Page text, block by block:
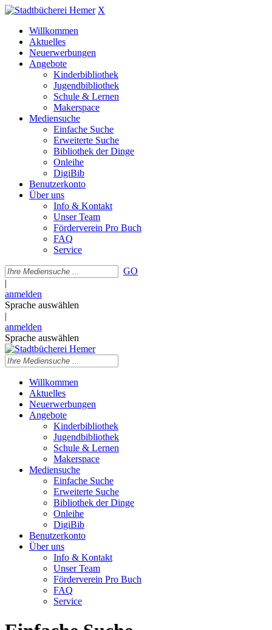
X
Willkommen
Aktuelles
Neuerwerbungen
Angebote
Kinderbibliothek
Jugendbibliothek
Schule & Lernen
Makerspace
Mediensuche
Einfache Suche
Erweiterte Suche
Bibliothek der Dinge
Onleihe
DigiBib
Benutzerkonto
Über uns
Info & Kontakt
Unser Team
Förderverein Pro Buch
FAQ
Service
GO
|
anmelden
Sprache auswählen
|
anmelden
Sprache auswählen
Willkommen
Aktuelles
Neuerwerbungen
Angebote
Kinderbibliothek
Jugendbibliothek
Schule & Lernen
Makerspace
Mediensuche
Einfache Suche
Erweiterte Suche
Bibliothek der Dinge
Onleihe
DigiBib
Benutzerkonto
Über uns
Info & Kontakt
Unser Team
Förderverein Pro Buch
FAQ
Service